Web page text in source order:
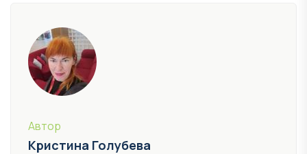
Автор
Кристина Голубева